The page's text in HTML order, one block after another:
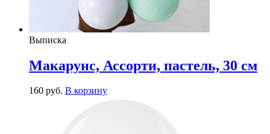
Выписка
Макарунс, Ассорти, пастель, 30 см
160 руб. В корзину